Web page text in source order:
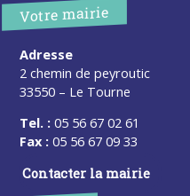
Votre mairie
Adresse
2 chemin de peyroutic
33550 – Le Tourne
Tel. : 05 56 67 02 61
Fax : 05 56 67 09 33
Contacter la mairie